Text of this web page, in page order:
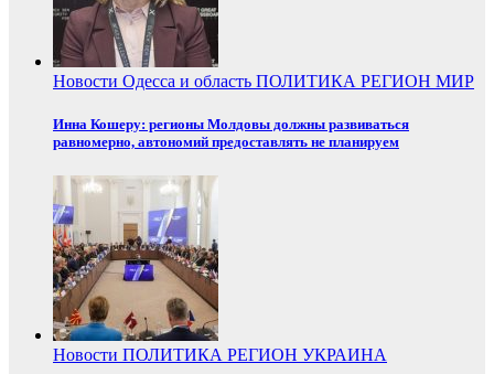
Новости Одесса и область ПОЛИТИКА РЕГИОН МИР
Инна Кошеру: регионы Молдовы должны развиваться
равномерно, автономий предоставлять не планируем
Новости ПОЛИТИКА РЕГИОН УКРАИНА